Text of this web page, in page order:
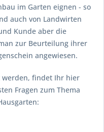
im Garten eignen - so
auch von Landwirten
Kunde aber die
zur Beurteilung ihrer
angewiesen.
werden, findet Ihr hier
Fragen zum Thema